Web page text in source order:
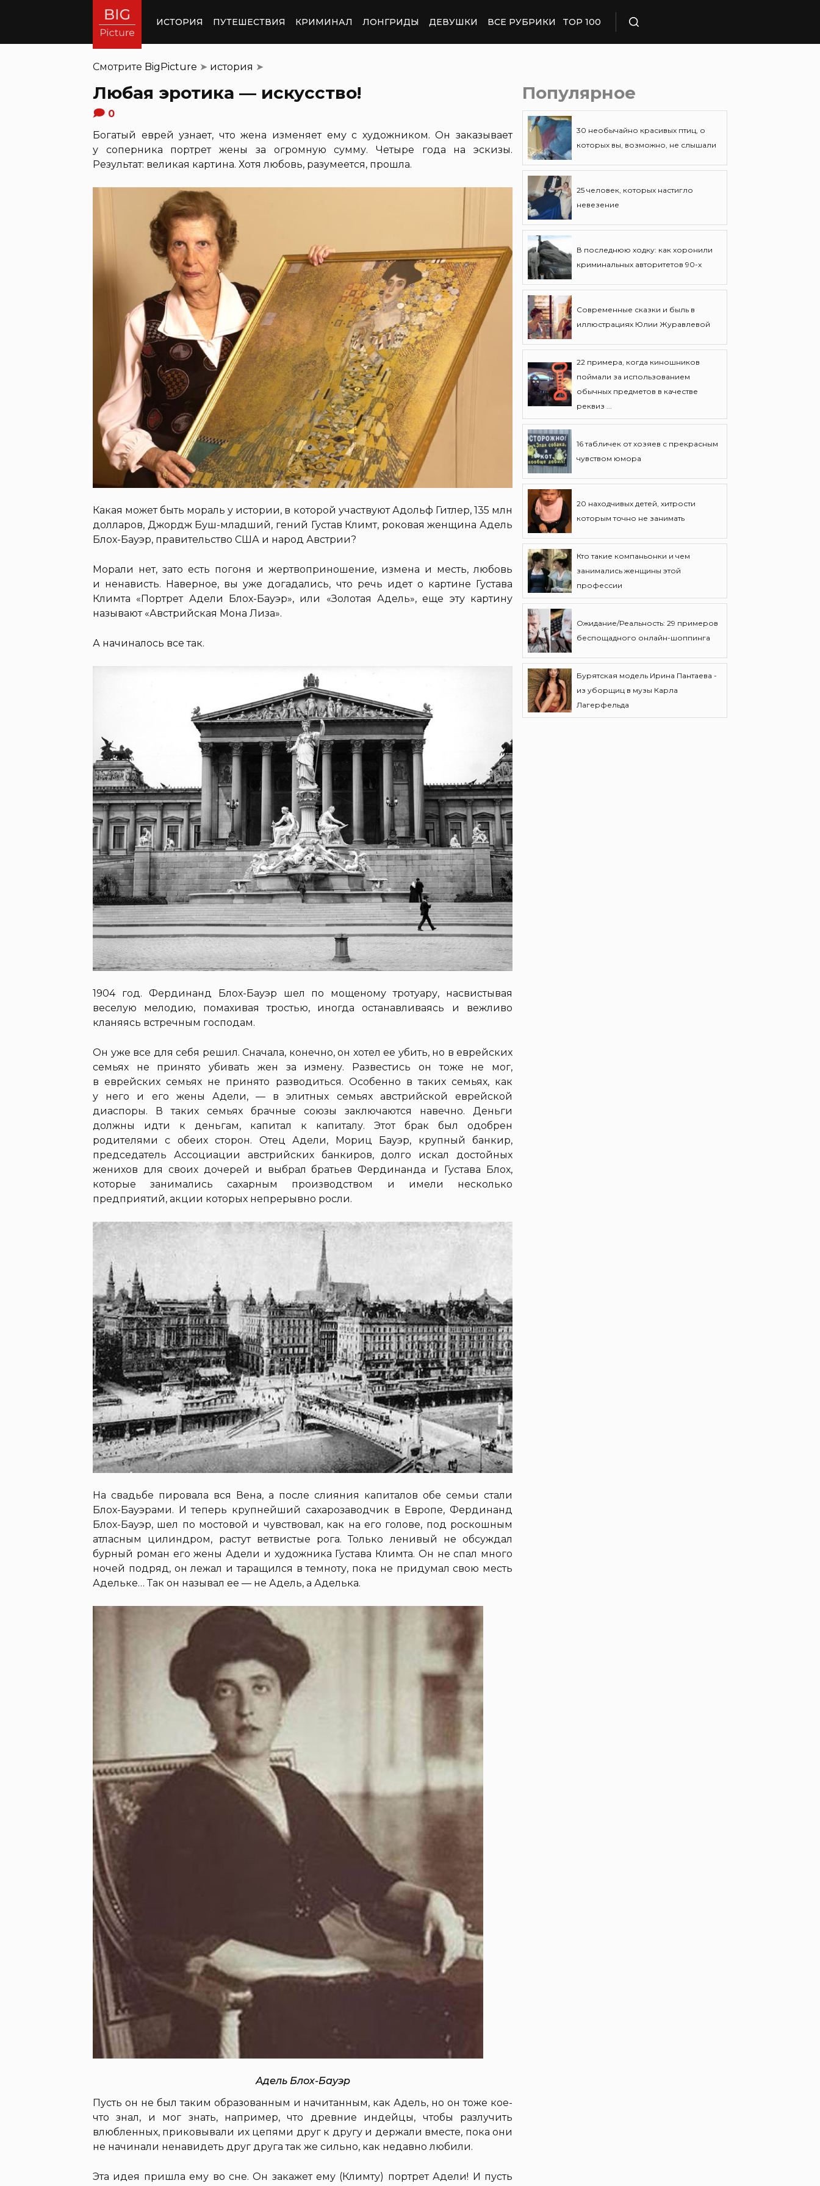
ИСТОРИЯ ПУТЕШЕСТВИЯ КРИМИНАЛ ЛОНГРИДЫ ДЕВУШКИ ВСЕ РУБРИКИ TOP 100
Смотрите BigPicture ➤ история ➤
Любая эротика — искусство!
0
Богатый еврей узнает, что жена изменяет ему с художником. Он заказывает
у соперника портрет жены за огромную сумму. Четыре года на эскизы.
Результат: великая картина. Хотя любовь, разумеется, прошла.
Какая может быть мораль у истории, в которой участвуют Адольф Гитлер, 135 млн
долларов, Джордж Буш-младший, гений Густав Климт, роковая женщина Адель
Блох-Бауэр, правительство США и народ Австрии?
Морали нет, зато есть погоня и жертвоприношение, измена и месть, любовь
и ненависть. Наверное, вы уже догадались, что речь идет о картине Густава
Климта «Портрет Адели Блох-Бауэр», или «Золотая Адель», еще эту картину
называют «Австрийская Мона Лиза».
А начиналось все так.
1904 год. Фердинанд Блох-Бауэр шел по мощеному тротуару, насвистывая
веселую мелодию, помахивая тростью, иногда останавливаясь и вежливо
кланяясь встречным господам.
Он уже все для себя решил. Сначала, конечно, он хотел ее убить, но в еврейских
семьях не принято убивать жен за измену. Развестись он тоже не мог,
в еврейских семьях не принято разводиться. Особенно в таких семьях, как
у него и его жены Адели, — в элитных семьях австрийской еврейской
диаспоры. В таких семьях брачные союзы заключаются навечно. Деньги
должны идти к деньгам, капитал к капиталу. Этот брак был одобрен
родителями с обеих сторон. Отец Адели, Мориц Бауэр, крупный банкир,
председатель Ассоциации австрийских банкиров, долго искал достойных
женихов для своих дочерей и выбрал братьев Фердинанда и Густава Блох,
которые занимались сахарным производством и имели несколько
предприятий, акции которых непрерывно росли.
На свадьбе пировала вся Вена, а после слияния капиталов обе семьи стали
Блох-Бауэрами. И теперь крупнейший сахарозаводчик в Европе, Фердинанд
Блох-Бауэр, шел по мостовой и чувствовал, как на его голове, под роскошным
атласным цилиндром, растут ветвистые рога. Только ленивый не обсуждал
бурный роман его жены Адели и художника Густава Климта. Он не спал много
ночей подряд, он лежал и таращился в темноту, пока не придумал свою месть
Адельке… Так он называл ее — не Адель, а Аделька.
Адель Блох-Бауэр
Пусть он не был таким образованным и начитанным, как Адель, но он тоже кое-
что знал, и мог знать, например, что древние индейцы, чтобы разлучить
влюбленных, приковывали их цепями друг к другу и держали вместе, пока они
не начинали ненавидеть друг друга так же сильно, как недавно любили.
Эта идея пришла ему во сне. Он закажет ему (Климту) портрет Адели! И пусть
Популярное
30 необычайно красивых птиц, о
которых вы, возможно, не слышали
25 человек, которых настигло
невезение
В последнюю ходку: как хоронили
криминальных авторитетов 90-х
Современные сказки и быль в
иллюстрациях Юлии Журавлевой
22 примера, когда киношников
поймали за использованием
обычных предметов в качестве
реквиз ...
16 табличек от хозяев с прекрасным
чувством юмора
20 находчивых детей, хитрости
которым точно не занимать
Кто такие компаньонки и чем
занимались женщины этой
профессии
Ожидание/Реальность: 29 примеров
беспощадного онлайн-шоппинга
Бурятская модель Ирина Пантаева -
из уборщиц в музы Карла
Лагерфельда